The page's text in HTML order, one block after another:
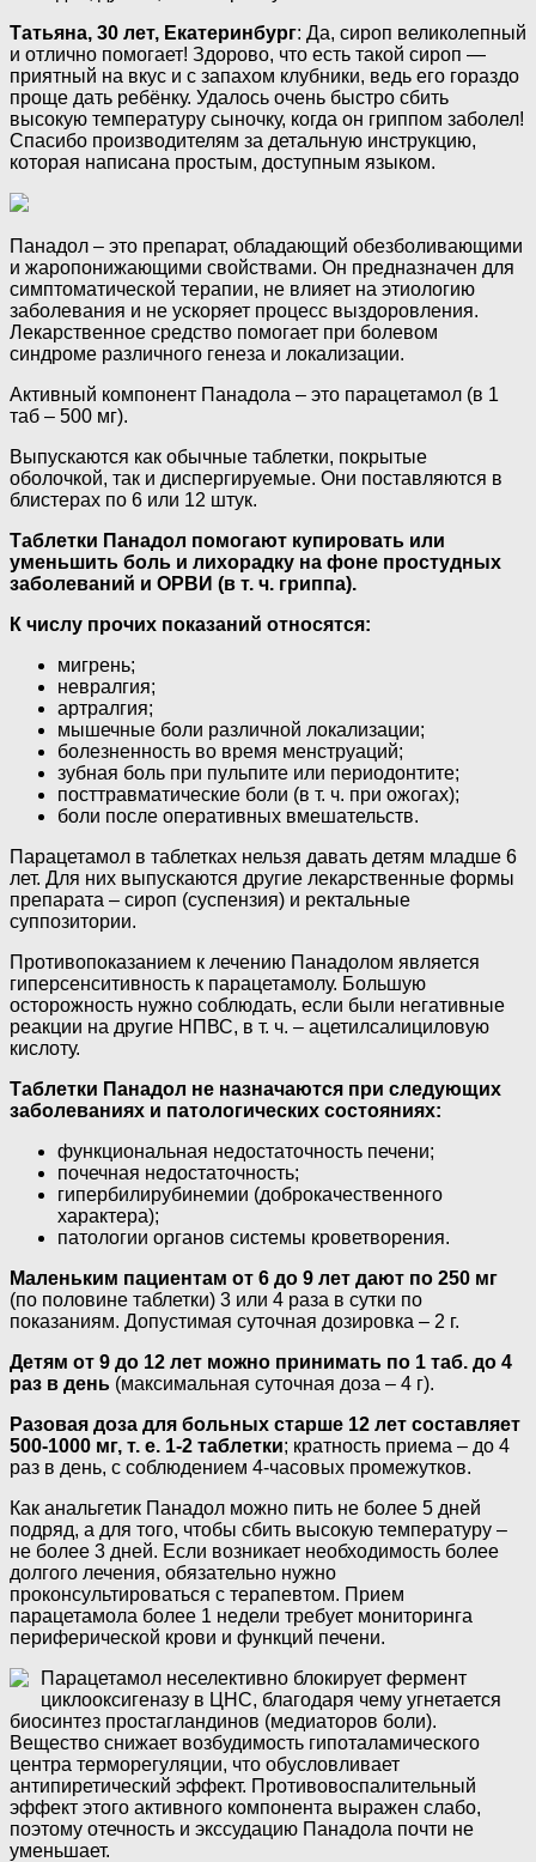
Татьяна, 30 лет, Екатеринбург: Да, сироп великолепный
и отлично помогает! Здорово, что есть такой сироп —
приятный на вкус и с запахом клубники, ведь его гораздо
проще дать ребёнку. Удалось очень быстро сбить
высокую температуру сыночку, когда он гриппом заболел!
Спасибо производителям за детальную инструкцию,
которая написана простым, доступным языком.
Панадол – это препарат, обладающий обезболивающими
и жаропонижающими свойствами. Он предназначен для
симптоматической терапии, не влияет на этиологию
заболевания и не ускоряет процесс выздоровления.
Лекарственное средство помогает при болевом
синдроме различного генеза и локализации.
Активный компонент Панадола – это парацетамол (в 1
таб – 500 мг).
Выпускаются как обычные таблетки, покрытые
оболочкой, так и диспергируемые. Они поставляются в
блистерах по 6 или 12 штук.
Таблетки Панадол помогают купировать или
уменьшить боль и лихорадку на фоне простудных
заболеваний и ОРВИ (в т. ч. гриппа).
К числу прочих показаний относятся:
мигрень;
невралгия;
артралгия;
мышечные боли различной локализации;
болезненность во время менструаций;
зубная боль при пульпите или периодонтите;
посттравматические боли (в т. ч. при ожогах);
боли после оперативных вмешательств.
Парацетамол в таблетках нельзя давать детям младше 6
лет. Для них выпускаются другие лекарственные формы
препарата – сироп (суспензия) и ректальные
суппозитории.
Противопоказанием к лечению Панадолом является
гиперсенситивность к парацетамолу. Большую
осторожность нужно соблюдать, если были негативные
реакции на другие НПВС, в т. ч. – ацетилсалициловую
кислоту.
Таблетки Панадол не назначаются при следующих
заболеваниях и патологических состояниях:
функциональная недостаточность печени;
почечная недостаточность;
гипербилирубинемии (доброкачественного
характера);
патологии органов системы кроветворения.
Маленьким пациентам от 6 до 9 лет дают по 250 мг
(по половине таблетки) 3 или 4 раза в сутки по
показаниям. Допустимая суточная дозировка – 2 г.
Детям от 9 до 12 лет можно принимать по 1 таб. до 4
раз в день (максимальная суточная доза – 4 г).
Разовая доза для больных старше 12 лет составляет
500-1000 мг, т. е. 1-2 таблетки; кратность приема – до 4
раз в день, с соблюдением 4-часовых промежутков.
Как анальгетик Панадол можно пить не более 5 дней
подряд, а для того, чтобы сбить высокую температуру –
не более 3 дней. Если возникает необходимость более
долгого лечения, обязательно нужно
проконсультироваться с терапевтом. Прием
парацетамола более 1 недели требует мониторинга
периферической крови и функций печени.
Парацетамол неселективно блокирует фермент
циклооксигеназу в ЦНС, благодаря чему угнетается
биосинтез простагландинов (медиаторов боли).
Вещество снижает возбудимость гипоталамического
центра терморегуляции, что обусловливает
антипиретический эффект. Противовоспалительный
эффект этого активного компонента выражен слабо,
поэтому отечность и экссудацию Панадола почти не
уменьшает.